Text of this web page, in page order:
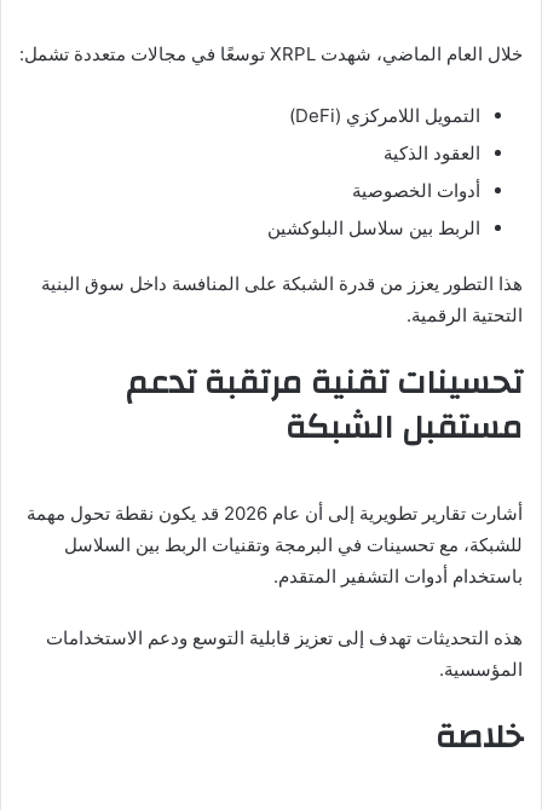
خلال العام الماضي، شهدت XRPL توسعًا في مجالات متعددة تشمل:
التمويل اللامركزي (DeFi)
العقود الذكية
أدوات الخصوصية
الربط بين سلاسل البلوكشين
هذا التطور يعزز من قدرة الشبكة على المنافسة داخل سوق البنية
التحتية الرقمية.
تحسينات تقنية مرتقبة تدعم
مستقبل الشبكة
أشارت تقارير تطويرية إلى أن عام 2026 قد يكون نقطة تحول مهمة
للشبكة، مع تحسينات في البرمجة وتقنيات الربط بين السلاسل
باستخدام أدوات التشفير المتقدم.
هذه التحديثات تهدف إلى تعزيز قابلية التوسع ودعم الاستخدامات
المؤسسية.
خلاصة